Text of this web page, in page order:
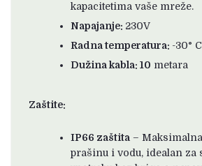
kapacitetima vaše mreže.
Napajanje: 230V
Radna temperatura: -30°
Dužina kabla: 10 metara
Zaštite:
IP66 zaštita –
prašinu i vodu, idealan za